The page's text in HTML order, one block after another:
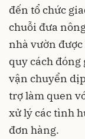
đến tổ chức
chuỗi đưa
nhà vườn
quy cách
vận chuyển
trợ làm quen
xử lý các tình
đơn hàng.